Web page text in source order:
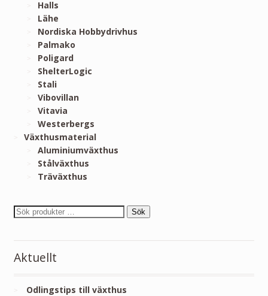
Halls
Lähe
Nordiska Hobbydrivhus
Palmako
Poligard
ShelterLogic
Stali
Vibovillan
Vitavia
Westerbergs
Växthusmaterial
Aluminiumväxthus
Stålväxthus
Träväxthus
Sök
Aktuellt
Odlingstips till växthus